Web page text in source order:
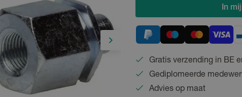
In
Gratis verzending in BE
Gediplomeerde
Advies op maat